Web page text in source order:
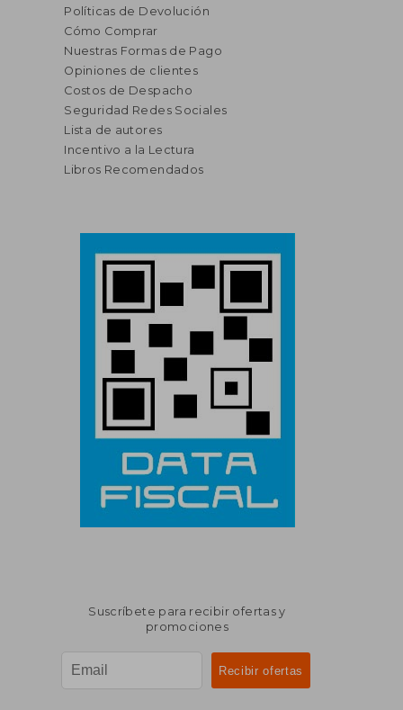
Políticas de Devolución
Cómo Comprar
Nuestras Formas de Pago
Opiniones de clientes
Costos de Despacho
Seguridad Redes Sociales
Lista de autores
Incentivo a la Lectura
Libros Recomendados
Suscríbete para recibir ofertas y
promociones